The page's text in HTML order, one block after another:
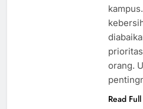
orang.
Read